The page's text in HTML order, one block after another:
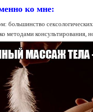
ко мне:
большинство
методами консультирования,